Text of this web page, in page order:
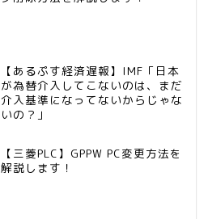
【あるぷす経済遅報】IMF「日本
が為替介入してこないのは、まだ
介入基準になってないからじゃな
いの？」
【三菱PLC】GPPW PC変更方法を
解説します！